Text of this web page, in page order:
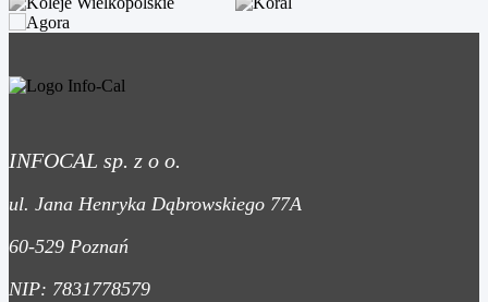
INFOCAL sp. z o o.
ul. Jana Henryka Dąbrowskiego 77A
60-529 Poznań
NIP: 7831778579